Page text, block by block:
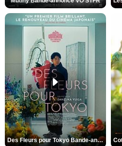
Des Fleurs pour Tokyo Bande-annonce VO STFR